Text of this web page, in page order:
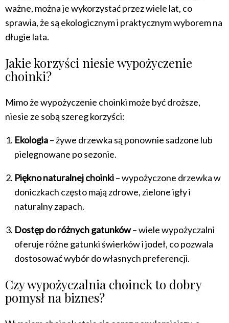
ważne, można je wykorzystać przez wiele lat, co
sprawia, że są ekologicznym i praktycznym wyborem na
długie lata.
Jakie korzyści niesie wypożyczenie
choinki?
Mimo że wypożyczenie choinki może być droższe,
niesie ze sobą szereg korzyści:
Ekologia– żywe drzewka są ponownie sadzone lub
pielęgnowane po sezonie.
Piękno naturalnej choinki– wypożyczone drzewka w
doniczkach często mają zdrowe, zielone igły i
naturalny zapach.
Dostęp do różnych gatunków– wiele wypożyczalni
oferuje różne gatunki świerków i jodeł, co pozwala
dostosować wybór do własnych preferencji.
Czy wypożyczalnia choinek to dobry
pomysł na biznes?